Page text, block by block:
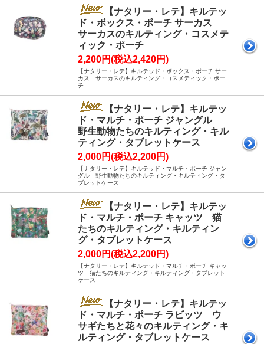
【ナタリー・レテ】キルテッ
ド・ボックス・ポーチ サーカス
サーカスのキルティング・コスメテ
ィック・ポーチ
2,200円(税込2,420円)
【ナタリー・レテ】キルテッド・ボックス・ポーチ サー
カス サーカスのキルティング・コスメティック・ポー
チ
【ナタリー・レテ】キルテッ
ド・マルチ・ポーチ ジャングル
野生動物たちのキルティング・キル
ティング・タブレットケース
2,000円(税込2,200円)
【ナタリー・レテ】キルテッド・マルチ・ポーチ ジャン
グル 野生動物たちのキルティング・キルティング・タ
ブレットケース
【ナタリー・レテ】キルテッ
ド・マルチ・ポーチ キャッツ 猫
たちのキルティング・キルティン
グ・タブレットケース
2,000円(税込2,200円)
【ナタリー・レテ】キルテッド・マルチ・ポーチ キャッ
ツ 猫たちのキルティング・キルティング・タブレット
ケース
【ナタリー・レテ】キルテッ
ド・マルチ・ポーチ ラビッツ ウ
サギたちと花々のキルティング・キ
ルティング・タブレットケース